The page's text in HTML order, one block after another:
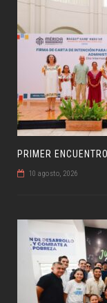
PRIMER
10 agosto, 2026